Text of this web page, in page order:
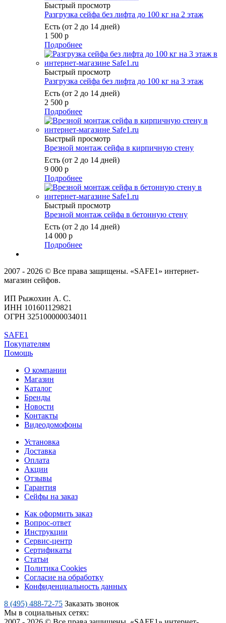
Быстрый просмотр
Разгрузка сейфа без лифта до 100 кг на 2 этаж
Есть (от 2 до 14 дней)
1 500 р
Подробнее
Быстрый просмотр
Разгрузка сейфа без лифта до 100 кг на 3 этаж
Есть (от 2 до 14 дней)
2 500 р
Подробнее
Быстрый просмотр
Врезной монтаж сейфа в кирпичную стену
Есть (от 2 до 14 дней)
9 000 р
Подробнее
Быстрый просмотр
Врезной монтаж сейфа в бетонную стену
Есть (от 2 до 14 дней)
14 000 р
Подробнее
2007 - 2026 © Все права защищены. «SAFE1» интернет-
магазин сейфов.
ИП Рыжохин А. С.
ИНН 101601129821
ОГРН 325100000034011
SAFE1
Покупателям
Помощь
О компании
Магазин
Каталог
Бренды
Новости
Контакты
Видеодомофоны
Установка
Доставка
Оплата
Акции
Отзывы
Гарантия
Сейфы на заказ
Как оформить заказ
Вопрос-ответ
Инструкции
Сервис-центр
Сертификаты
Статьи
Политика Cookies
Согласие на обработку
Конфиденциальность данных
8 (495) 488-72-75 Заказать звонок
Мы в социальных сетях: